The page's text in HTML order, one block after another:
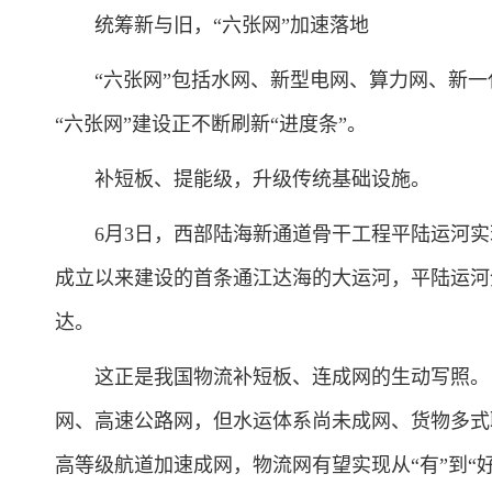
统筹新与旧，“六张网”加速落地
“六张网”包括水网、新型电网、算力网、新一
“六张网”建设正不断刷新“进度条”。
补短板、提能级，升级传统基础设施。
6月3日，西部陆海新通道骨干工程平陆运河实
成立以来建设的首条通江达海的大运河，平陆运
达。
这正是我国物流补短板、连成网的生动写照。
网、高速公路网，但水运体系尚未成网、货物多
高等级航道加速成网，物流网有望实现从“有”到“